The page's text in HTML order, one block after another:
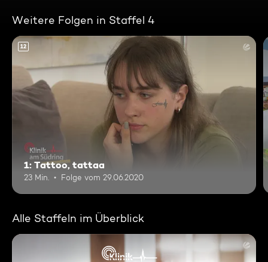
Weitere Folgen in Staffel 4
12
1: Tattoo, tattaa
23 Min. Folge vom 29.06.2020
Alle Staffeln im Überblick